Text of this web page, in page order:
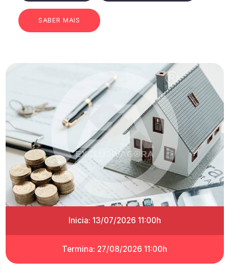
SABER MAIS
Inicia: 13/07/2026 11:00h
Termina: 27/08/2026 11:00h